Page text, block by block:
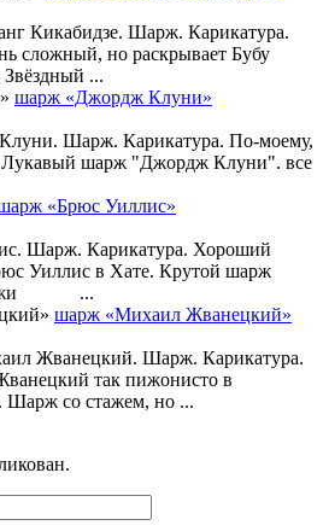
Кикабидзе. Шарж. Карикатура.
сложный, но раскрывает Бубу
...
шарж «Джордж Клуни»
Шарж. Карикатура. По-моему,
Лукавый шарж "Джордж Клуни". все
«Брюс Уиллис»
Шарж. Карикатура. Хороший
Уиллис в Хате. Крутой шарж
...
шарж «Михаил Жванецкий»
Жванецкий. Шарж. Карикатура.
так пижонисто в
Шарж со стажем, но ...